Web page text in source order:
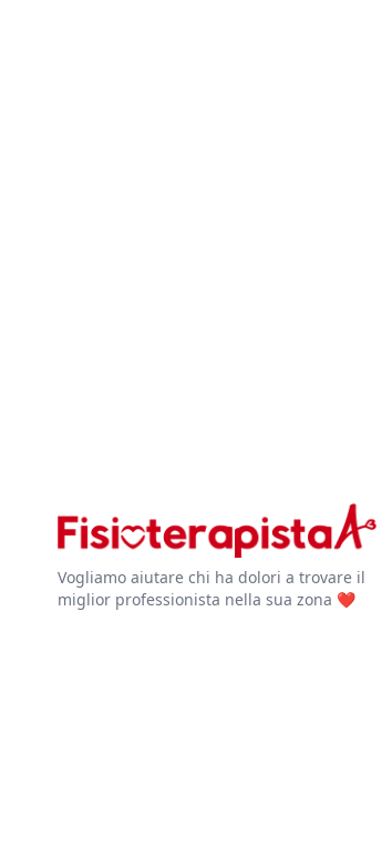
Vogliamo aiutare chi ha dolori a trovare il
miglior professionista nella sua zona ❤️